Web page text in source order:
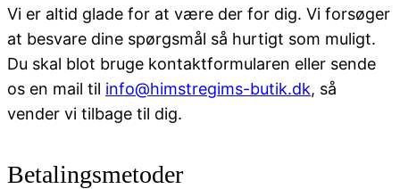
Vi er altid glade for at være der for dig. Vi forsøger
at besvare dine spørgsmål så hurtigt som muligt.
Du skal blot bruge kontaktformularen eller sende
os en mail til info@himstregims-butik.dk, så
vender vi tilbage til dig.
Betalingsmetoder